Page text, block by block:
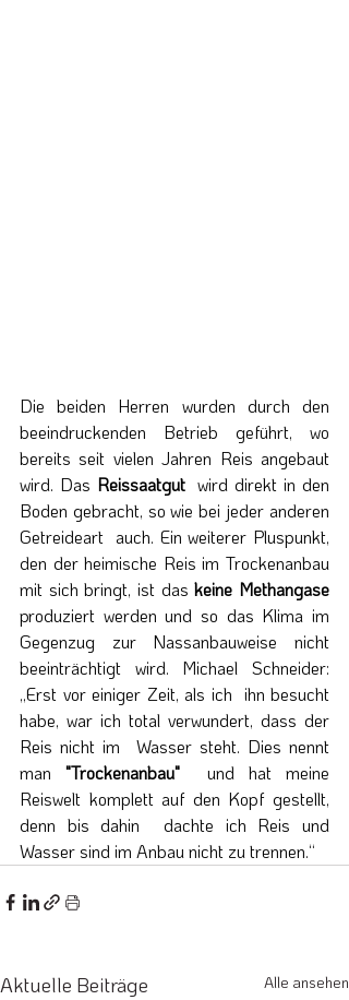
Die beiden Herren wurden durch den
beeindruckenden Betrieb geführt, wo
bereits seit vielen Jahren Reis angebaut
wird. Das Reissaatgut wird direkt in den
Boden gebracht, so wie bei jeder anderen
Getreideart  auch. Ein weiterer Pluspunkt,
den der heimische Reis im Trockenanbau
mit sich bringt, ist das keine Methangase
produziert werden und so das Klima im
Gegenzug zur Nassanbauweise nicht
beeinträchtigt wird. Michael Schneider:
„Erst vor einiger Zeit, als ich  ihn besucht
habe, war ich total verwundert, dass der
Reis nicht im  Wasser steht. Dies nennt
man "Trockenanbau"
und hat meine
Reiswelt komplett auf den Kopf gestellt,
denn bis dahin  dachte ich Reis und
Wasser sind im Anbau nicht zu trennen.“
Aktuelle Beiträge Alle ansehen